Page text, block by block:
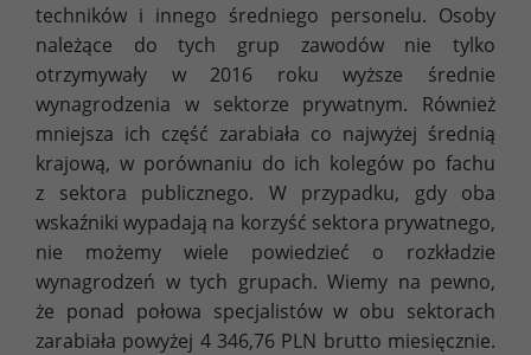
techników i innego średniego personelu. Osoby
należące do tych grup zawodów nie tylko
otrzymywały w 2016 roku wyższe średnie
wynagrodzenia w sektorze prywatnym. Również
mniejsza ich część zarabiała co najwyżej średnią
krajową, w porównaniu do ich kolegów po fachu
z sektora publicznego. W przypadku, gdy oba
wskaźniki wypadają na korzyść sektora prywatnego,
nie możemy wiele powiedzieć o rozkładzie
wynagrodzeń w tych grupach. Wiemy na pewno,
że ponad połowa specjalistów w obu sektorach
zarabiała powyżej 4 346,76 PLN brutto miesięcznie.